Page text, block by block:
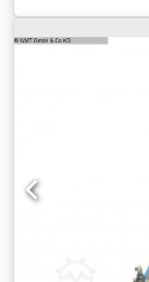
3000 U/min
210 mm
max. Abstand
mm
230 Kg
Fräsmaschine
Achsen.
Links-/Rechts-
Aufnahme MC
Spindelschutz.
inkl.